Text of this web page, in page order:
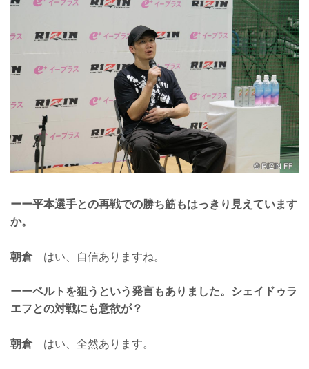
ーー平本選手との再戦での勝ち筋もはっきり見えています
か。
朝倉はい、自信ありますね。
ーーベルトを狙うという発言もありました。シェイドゥラ
エフとの対戦にも意欲が？
朝倉はい、全然あります。